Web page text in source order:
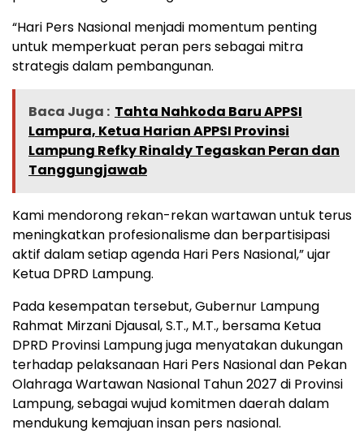
“Hari Pers Nasional menjadi momentum penting
untuk memperkuat peran pers sebagai mitra
strategis dalam pembangunan.
Baca Juga : Tahta Nahkoda Baru APPSI
Lampura, Ketua Harian APPSI Provinsi
Lampung Refky Rinaldy Tegaskan Peran dan
Tanggungjawab
Kami mendorong rekan-rekan wartawan untuk terus
meningkatkan profesionalisme dan berpartisipasi
aktif dalam setiap agenda Hari Pers Nasional,” ujar
Ketua DPRD Lampung.
Pada kesempatan tersebut, Gubernur Lampung
Rahmat Mirzani Djausal, S.T., M.T., bersama Ketua
DPRD Provinsi Lampung juga menyatakan dukungan
terhadap pelaksanaan Hari Pers Nasional dan Pekan
Olahraga Wartawan Nasional Tahun 2027 di Provinsi
Lampung, sebagai wujud komitmen daerah dalam
mendukung kemajuan insan pers nasional.